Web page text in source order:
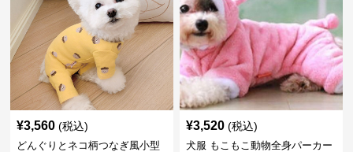
¥3,560 (税込)
どんぐりとネコ柄つなぎ風小型
¥3,520 (税込)
犬服 もこもこ動物全身パーカー